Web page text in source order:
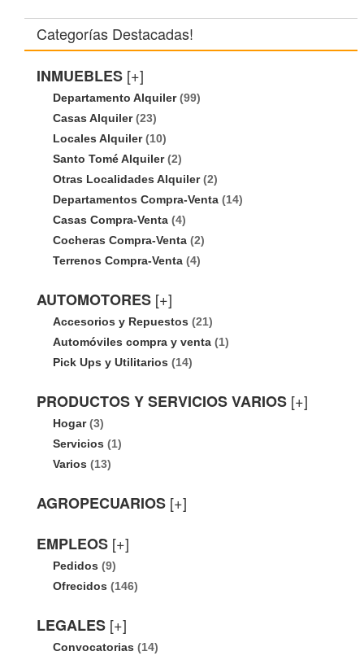
Categorías Destacadas!
INMUEBLES [+]
Departamento Alquiler(99)
Casas Alquiler(23)
Locales Alquiler(10)
Santo Tomé Alquiler(2)
Otras Localidades Alquiler(2)
Departamentos Compra-Venta (14)
Casas Compra-Venta (4)
Cocheras Compra-Venta (2)
Terrenos Compra-Venta (4)
AUTOMOTORES [+]
Accesorios y Repuestos (21)
Automóviles compra y venta (1)
Pick Ups y Utilitarios (14)
PRODUCTOS Y SERVICIOS VARIOS [+]
Hogar(3)
Servicios (1)
Varios (13)
AGROPECUARIOS [+]
EMPLEOS [+]
Pedidos (9)
Ofrecidos (146)
LEGALES [+]
Convocatorias (14)